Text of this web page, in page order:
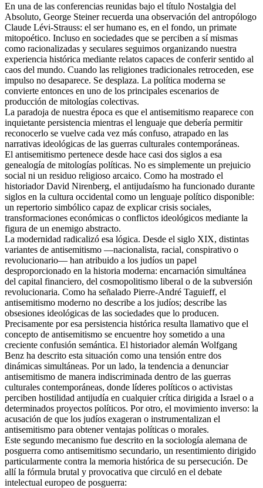
En una de las conferencias reunidas bajo el título Nostalgia del
Absoluto, George Steiner recuerda una observación del antropólogo
Claude Lévi-Strauss: el ser humano es, en el fondo, un primate
mitopoético. Incluso en sociedades que se perciben a sí mismas
como racionalizadas y seculares seguimos organizando nuestra
experiencia histórica mediante relatos capaces de conferir sentido al
caos del mundo. Cuando las religiones tradicionales retroceden, ese
impulso no desaparece. Se desplaza. La política moderna se
convierte entonces en uno de los principales escenarios de
producción de mitologías colectivas.
La paradoja de nuestra época es que el antisemitismo reaparece con
inquietante persistencia mientras el lenguaje que debería permitir
reconocerlo se vuelve cada vez más confuso, atrapado en las
narrativas ideológicas de las guerras culturales contemporáneas.
El antisemitismo pertenece desde hace casi dos siglos a esa
genealogía de mitologías políticas. No es simplemente un prejuicio
social ni un residuo religioso arcaico. Como ha mostrado el
historiador David Nirenberg, el antijudaísmo ha funcionado durante
siglos en la cultura occidental como un lenguaje político disponible:
un repertorio simbólico capaz de explicar crisis sociales,
transformaciones económicas o conflictos ideológicos mediante la
figura de un enemigo abstracto.
La modernidad radicalizó esa lógica. Desde el siglo XIX, distintas
variantes de antisemitismo —nacionalista, racial, conspirativo o
revolucionario— han atribuido a los judíos un papel
desproporcionado en la historia moderna: encarnación simultánea
del capital financiero, del cosmopolitismo liberal o de la subversión
revolucionaria. Como ha señalado Pierre-André Taguieff, el
antisemitismo moderno no describe a los judíos; describe las
obsesiones ideológicas de las sociedades que lo producen.
Precisamente por esa persistencia histórica resulta llamativo que el
concepto de antisemitismo se encuentre hoy sometido a una
creciente confusión semántica. El historiador alemán Wolfgang
Benz ha descrito esta situación como una tensión entre dos
dinámicas simultáneas. Por un lado, la tendencia a denunciar
antisemitismo de manera indiscriminada dentro de las guerras
culturales contemporáneas, donde líderes políticos o activistas
perciben hostilidad antijudía en cualquier crítica dirigida a Israel o a
determinados proyectos políticos. Por otro, el movimiento inverso: la
acusación de que los judíos exageran o instrumentalizan el
antisemitismo para obtener ventajas políticas o morales.
Este segundo mecanismo fue descrito en la sociología alemana de
posguerra como antisemitismo secundario, un resentimiento dirigido
particularmente contra la memoria histórica de su persecución. De
allí la fórmula brutal y provocativa que circuló en el debate
intelectual europeo de posguerra: